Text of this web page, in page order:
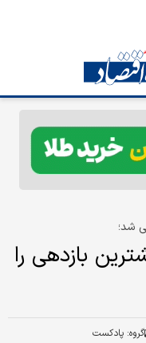
شد؛
بازدهی را
گروه: پادکست